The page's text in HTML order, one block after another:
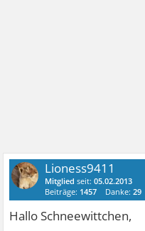
Lioness9411
Mitglied seit:05.02.2013
Beiträge: 1457 Danke:29
Hallo Schneewittchen,